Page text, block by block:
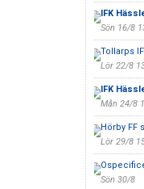
IFK
Sön 16/8
Tollarps
Lör 22/8
IFK
Mån 24/8
Hörby FF
Lör 29/8
Sön 30/8